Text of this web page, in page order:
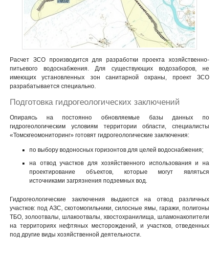
Расчет ЗСО производится для разработки проекта хозяйственно-
питьевого водоснабжения. Для существующих водозаборов, не
имеющих установленных зон санитарной охраны, проект ЗСО
разрабатывается специально.
Подготовка гидрогеологических заключений
Опираясь на постоянно обновляемые базы данных по
гидрогеологическим условиям территории области, специалисты
«Томскгеомониторинг» готовят гидрогеологические заключения:
по выбору водоносных горизонтов для целей водоснабжения;
на отвод участков для хозяйственного использования и на
проектирование объектов, которые могут являться
источниками загрязнения подземных вод.
Гидрогеологические заключения выдаются на отвод различных
участков: под АЗС, скотомогильники, силосные ямы, гаражи, полигоны
ТБО, золоотвалы, шлакоотвалы, хвостохранилища, шламонакопители
на территориях нефтяных месторождений, и участков, отведенных
под другие виды хозяйственной деятельности.